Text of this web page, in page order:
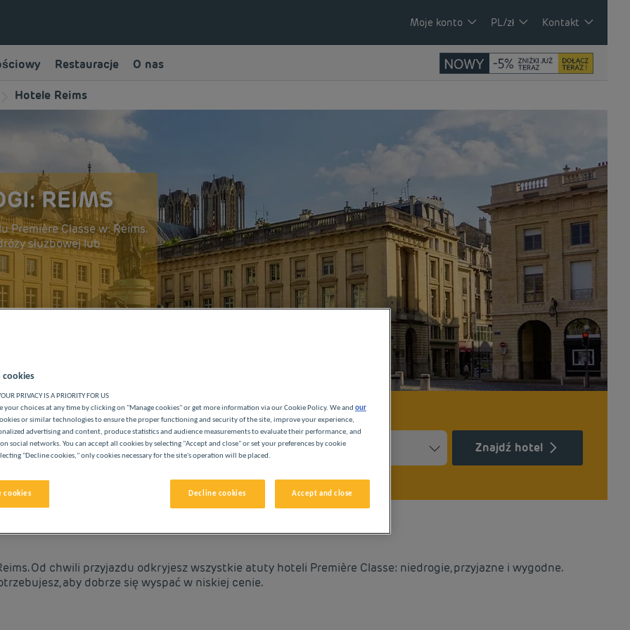
Moje konto PL/zł Kontakt
Restauracje O nas
Hotele Reims
REIMS
Classe w: Reims.
służbowej lub
HOTELACH PREMIÈRE CLASSE
Znajdź hotel
NISKICH CENACH
Od chwili przyjazdu odkryjesz wszystkie atuty hoteli Première Classe: niedrogie, przyjazne i wygodne.
aby dobrze się wyspać w niskiej cenie.
cookies
PRIVACY IS A PRIORITY FOR US
your choices at any time by clicking on "Manage cookies" or get more information via our Cookie Policy. We and our
or similar technologies to ensure the proper functioning and security of the site, improve your experience,
advertising and content, produce statistics and audience measurements to evaluate their performance, and
social networks. You can accept all cookies by selecting "Accept and close" or set your preferences by cookie
"Decline cookies," only cookies necessary for the site's operation will be placed.
cookies Decline cookies Accept and close